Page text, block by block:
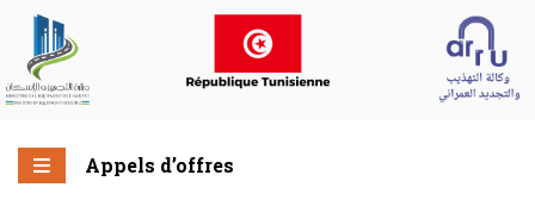
Appels d’offres